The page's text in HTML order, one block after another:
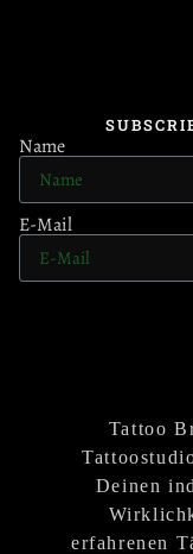
Name
E-Mail
Tattoo
Deinen
erfahrenen